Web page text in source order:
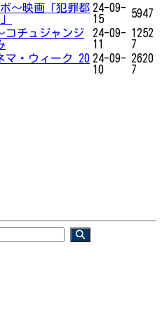
～映画「犯罪都 24-09-
15
5947
コチュジャンジ
24-09-
11
1252
7
マ・ウィーク 20 24-09-
10
2620
7